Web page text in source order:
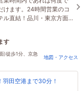
けます。24時間営業のコ
ル直結！品川・東京方面
セス良好！
す
た)徒歩1分、京急
地図・アクセス
羽田空港まで30分！